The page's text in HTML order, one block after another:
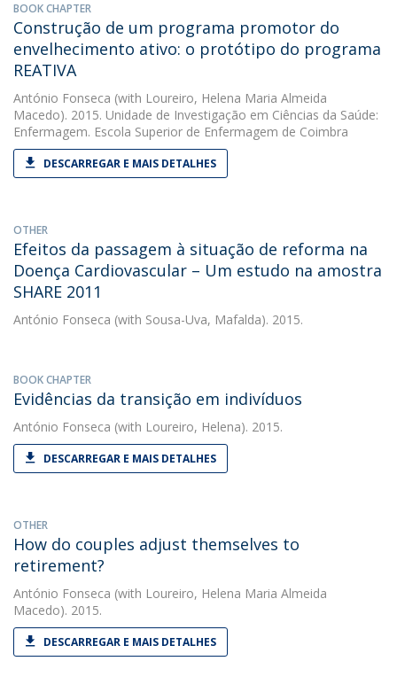
BOOK CHAPTER
Construção de um programa promotor do
envelhecimento ativo: o protótipo do programa
REATIVA
António Fonseca (with Loureiro, Helena Maria Almeida
Macedo). 2015. Unidade de Investigação em Ciências da Saúde:
Enfermagem. Escola Superior de Enfermagem de Coimbra
DESCARREGAR E MAIS DETALHES
OTHER
Efeitos da passagem à situação de reforma na
Doença Cardiovascular – Um estudo na amostra
SHARE 2011
António Fonseca (with Sousa-Uva, Mafalda). 2015.
BOOK CHAPTER
Evidências da transição em indivíduos
António Fonseca (with Loureiro, Helena). 2015.
DESCARREGAR E MAIS DETALHES
OTHER
How do couples adjust themselves to
retirement?
António Fonseca (with Loureiro, Helena Maria Almeida
Macedo). 2015.
DESCARREGAR E MAIS DETALHES